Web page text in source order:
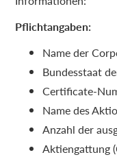
Pflichtangaben:
Name der
Bundesstaat
Certificate-
Name des
Anzahl der
Aktiengattung